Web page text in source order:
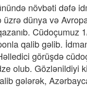
növbəti dəfə
dünya və
qalib gəlib.
görüşdə
olub. Gözlənildiyi
gələrək,